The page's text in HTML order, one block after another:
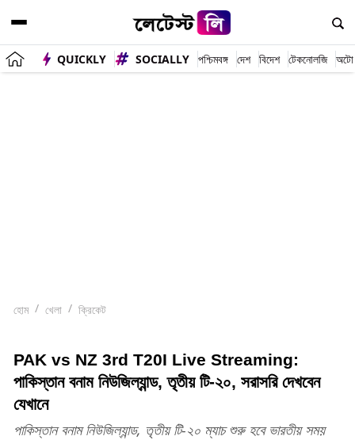
QUICKLY SOCIALLY পশ্চিমবঙ্গ দেশ বিদেশ টেকনোলজি অটো
হোম খেলা ক্রিকেট
PAK vs NZ 3rd T20I Live Streaming:
পাকিস্তান বনাম নিউজিল্যান্ড, তৃতীয় টি-২০, সরাসরি দেখবেন
যেখানে
পাকিস্তান বনাম নিউজিল্যান্ড, তৃতীয় টি-২০ ম্যাচ শুরু হবে ভারতীয় সময়